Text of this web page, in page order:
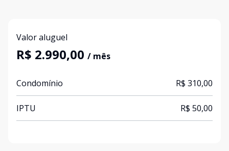
Valor aluguel
R$ 2.990,00 / mês
Condomínio R$ 310,00
IPTU R$ 50,00